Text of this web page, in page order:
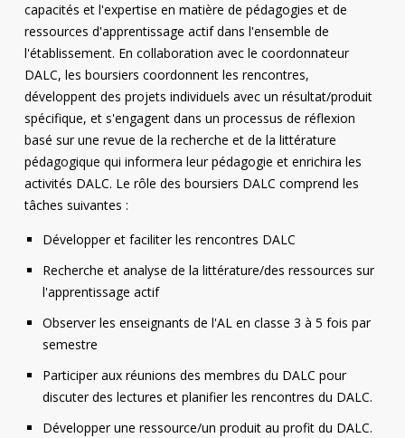
capacités et l'expertise en matière de pédagogies et de
ressources d'apprentissage actif dans l'ensemble de
l'établissement. En collaboration avec le coordonnateur
DALC, les boursiers coordonnent les rencontres,
développent des projets individuels avec un résultat/produit
spécifique, et s'engagent dans un processus de réflexion
basé sur une revue de la recherche et de la littérature
pédagogique qui informera leur pédagogie et enrichira les
activités DALC. Le rôle des boursiers DALC comprend les
tâches suivantes :
Développer et faciliter les rencontres DALC
Recherche et analyse de la littérature/des ressources sur
l'apprentissage actif
Observer les enseignants de l'AL en classe 3 à 5 fois par
semestre
Participer aux réunions des membres du DALC pour
discuter des lectures et planifier les rencontres du DALC.
Développer une ressource/un produit au profit du DALC.